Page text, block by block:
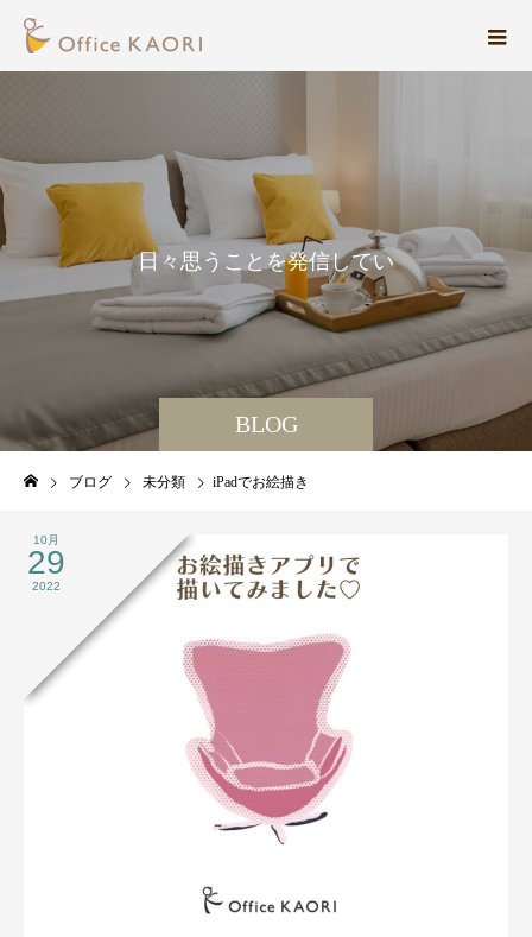
BLOG
日々思うことを発信しています。
ブログ 未分類 iPadでお絵描き
10月
29
2022